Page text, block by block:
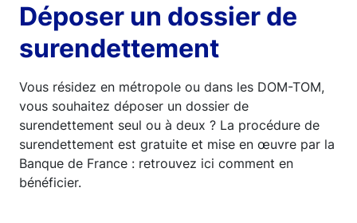
Déposer un dossier de
surendettement
Vous résidez en métropole ou dans les DOM-TOM,
vous souhaitez déposer un dossier de
surendettement seul ou à deux ? La procédure de
surendettement est gratuite et mise en œuvre par la
Banque de France : retrouvez ici comment en
bénéficier.